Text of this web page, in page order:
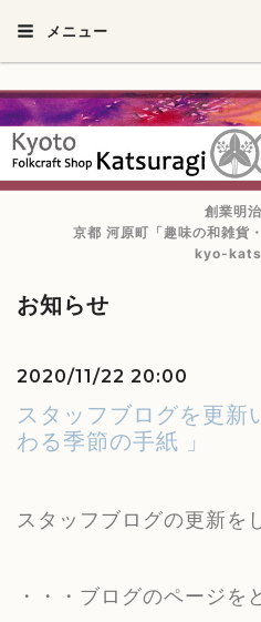
メニュー
創業明
京都 河原町「趣味の和雑貨
kyo-
お知らせ
2020/11/22 20:00
スタッフブログを更新
わる季節の手紙 」
スタッフブログの更新を
・・・ブログのページを